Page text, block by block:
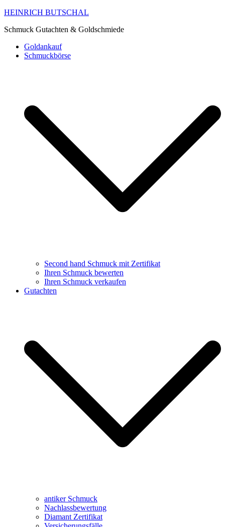
HEINRICH BUTSCHAL
Schmuck Gutachten & Goldschmiede
Goldankauf
Schmuckbörse
Second hand Schmuck mit Zertifikat
Ihren Schmuck bewerten
Ihren Schmuck verkaufen
Gutachten
antiker Schmuck
Nachlassbewertung
Diamant Zertifikat